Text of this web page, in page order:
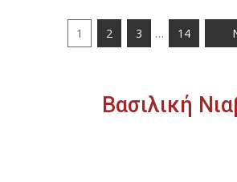
1 2 3 … 14
Βασιλική